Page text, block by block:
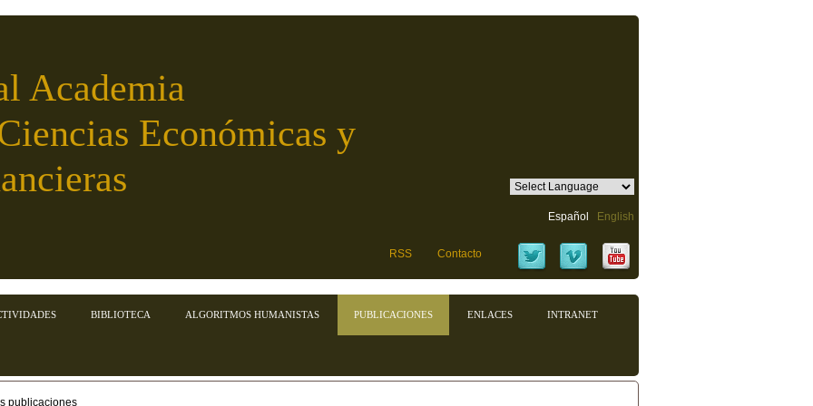
Academia
Económicas y
Español English
RSS Contacto
BIBLIOTECA ALGORITMOS HUMANISTAS PUBLICACIONES ENLACES INTRANET
publicaciones